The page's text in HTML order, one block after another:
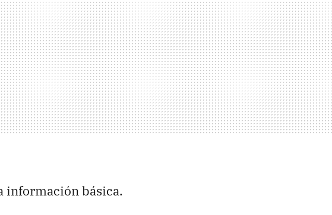
información básica.